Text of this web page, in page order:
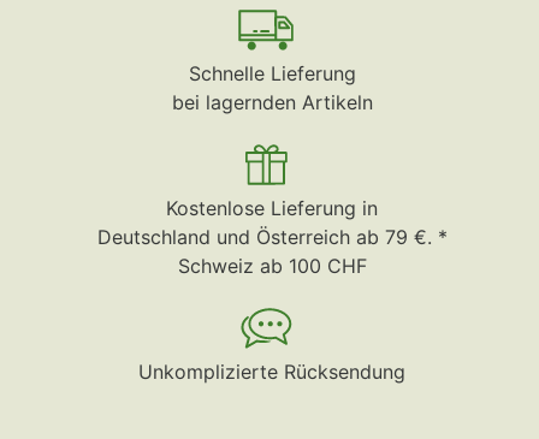
Schnelle Lieferung
bei lagernden Artikeln
Kostenlose Lieferung in
Deutschland und Österreich ab 79 €. *
Schweiz ab 100 CHF
Unkomplizierte Rücksendung